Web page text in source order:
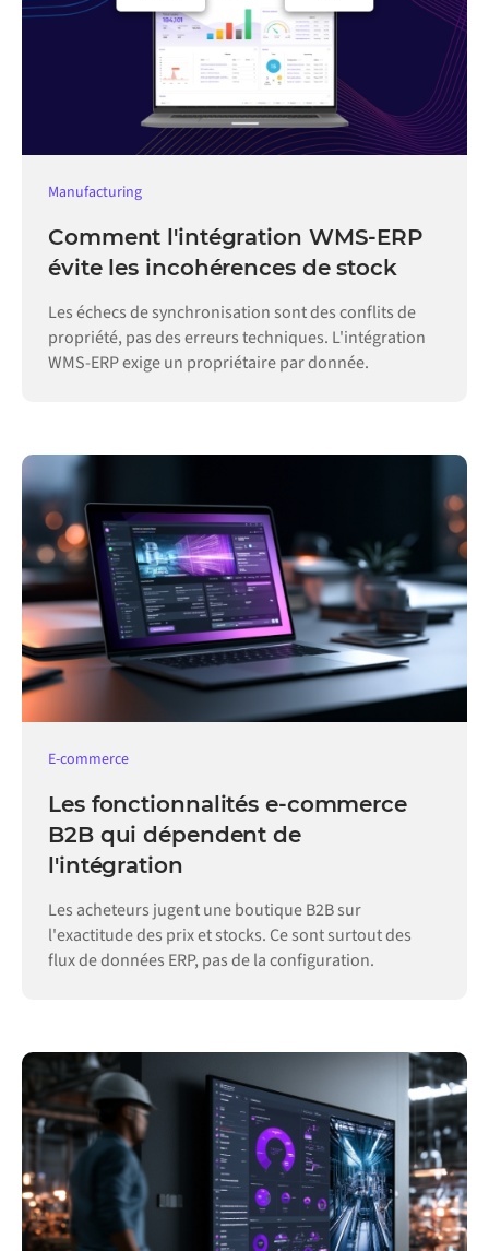
Manufacturing
Comment l'intégration WMS-ERP
évite les incohérences de stock
Les échecs de synchronisation sont des conflits de
propriété, pas des erreurs techniques. L'intégration
WMS-ERP exige un propriétaire par donnée.
E-commerce
Les fonctionnalités e-commerce
B2B qui dépendent de
l'intégration
Les acheteurs jugent une boutique B2B sur
l'exactitude des prix et stocks. Ce sont surtout des
flux de données ERP, pas de la configuration.